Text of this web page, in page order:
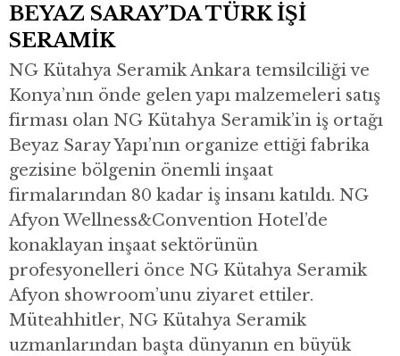
BEYAZ SARAY’DA TÜRK İŞİ
SERAMİK
NG Kütahya Seramik Ankara temsilciliği ve
Konya’nın önde gelen yapı malzemeleri satış
firması olan NG Kütahya Seramik’in iş ortağı
Beyaz Saray Yapı’nın organize ettiği fabrika
gezisine bölgenin önemli inşaat
firmalarından 80 kadar iş insanı katıldı. NG
Afyon Wellness&Convention Hotel’de
konaklayan inşaat sektörünün
profesyonelleri önce NG Kütahya Seramik
Afyon showroom’unu ziyaret ettiler.
Müteahhitler, NG Kütahya Seramik
uzmanlarından başta dünyanın en büyük